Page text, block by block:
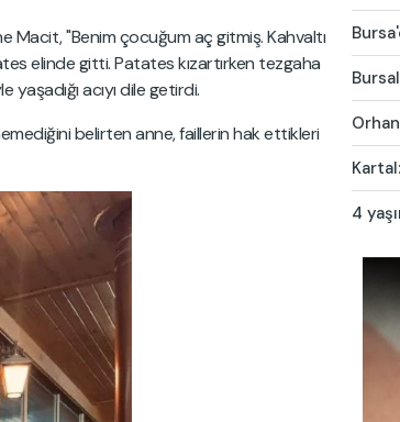
Macit, "Benim çocuğum aç gitmiş. Kahvaltı
elinde gitti. Patates kızartırken tezgaha
acıyı dile getirdi.
belirten anne, faillerin hak ettikleri
4